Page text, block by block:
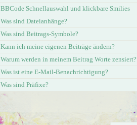
BBCode Schnellauswahl und klickbare Smilies
Was sind Dateianhänge?
Was sind Beitrags-Symbole?
Kann ich meine eigenen Beiträge ändern?
Warum werden in meinem Beitrag Worte zensiert?
Was ist eine E-Mail-Benachrichtigung?
Was sind Präfixe?